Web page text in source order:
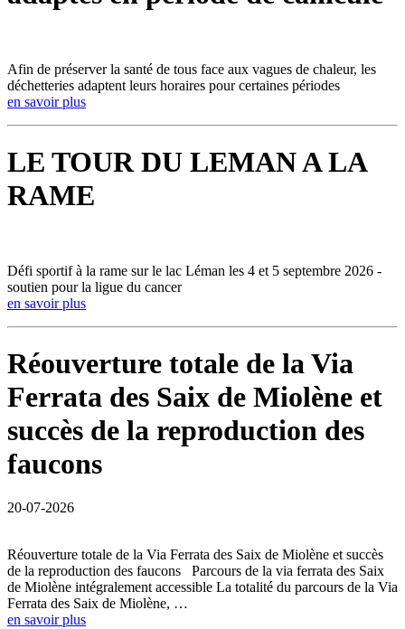
Afin de préserver la santé de tous face aux vagues de chaleur, les
déchetteries adaptent leurs horaires pour certaines périodes
en savoir plus
LE TOUR DU LEMAN A LA
RAME
Défi sportif à la rame sur le lac Léman les 4 et 5 septembre 2026 -
soutien pour la ligue du cancer
en savoir plus
Réouverture totale de la Via
Ferrata des Saix de Miolène et
succès de la reproduction des
faucons
20-07-2026
Réouverture totale de la Via Ferrata des Saix de Miolène et succès
de la reproduction des faucons Parcours de la via ferrata des Saix
de Miolène intégralement accessible La totalité du parcours de la Via
Ferrata des Saix de Miolène, …
en savoir plus